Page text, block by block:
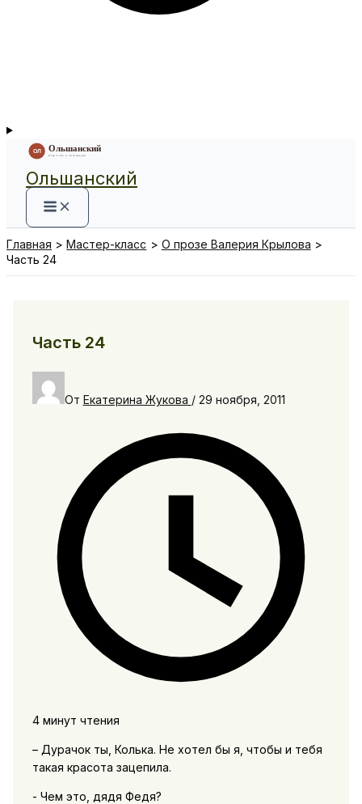
Ольшанский
Главная Мастер-класс
О прозе Валерия Крылова
Часть 24
Часть 24
От Екатерина Жукова / 29 ноября, 2011
4 минут чтения
– Дурачок ты, Колька. Не хотел бы я, чтобы и тебя
такая красота зацепила.
- Чем это, дядя Федя?